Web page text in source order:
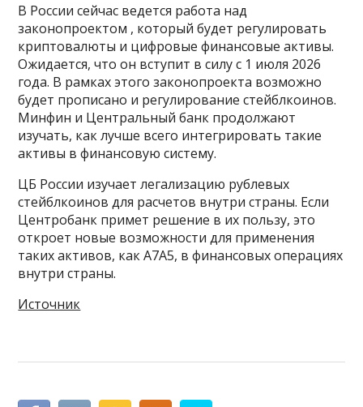
В России сейчас ведется работа над
законопроектом , который будет регулировать
криптовалюты и цифровые финансовые активы.
Ожидается, что он вступит в силу с 1 июля 2026
года. В рамках этого законопроекта возможно
будет прописано и регулирование стейблкоинов.
Минфин и Центральный банк продолжают
изучать, как лучше всего интегрировать такие
активы в финансовую систему.
ЦБ России изучает легализацию рублевых
стейблкоинов для расчетов внутри страны. Если
Центробанк примет решение в их пользу, это
откроет новые возможности для применения
таких активов, как A7A5, в финансовых операциях
внутри страны.
Источник